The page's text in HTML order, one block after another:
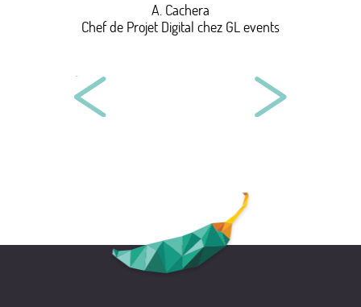
A. Cachera
Chef de Projet Digital chez GL events